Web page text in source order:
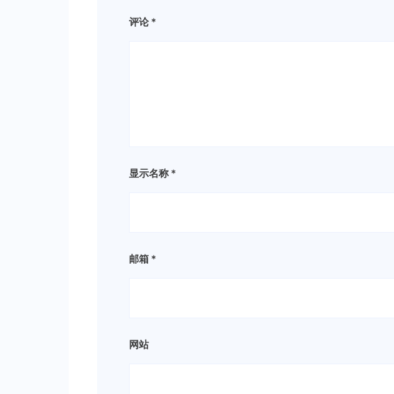
评论 *
显示名称 *
邮箱 *
网站